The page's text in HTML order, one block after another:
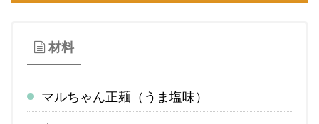
材料
マルちゃん正麺（うま塩味）